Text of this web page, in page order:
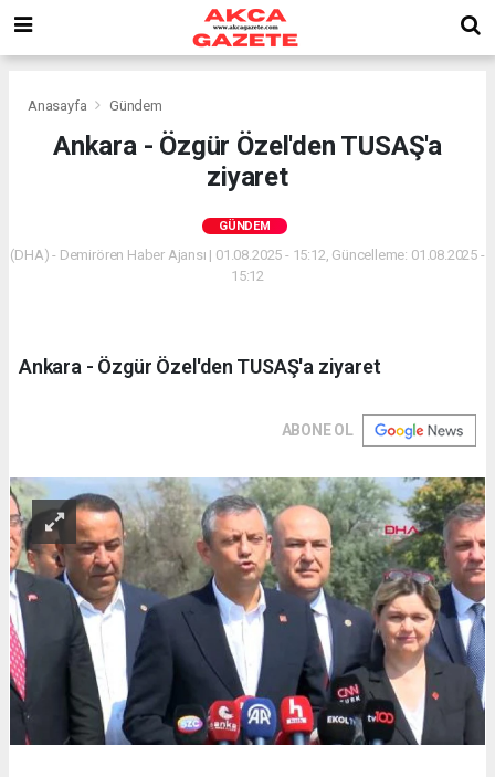
Anasayfa Gündem
Ankara - Özgür Özel'den TUSAŞ'a
ziyaret
GÜNDEM
(DHA) - Demirören Haber Ajansı | 01.08.2025 - 15:12, Güncelleme: 01.08.2025 -
15:12
Ankara - Özgür Özel'den TUSAŞ'a ziyaret
ABONE OL